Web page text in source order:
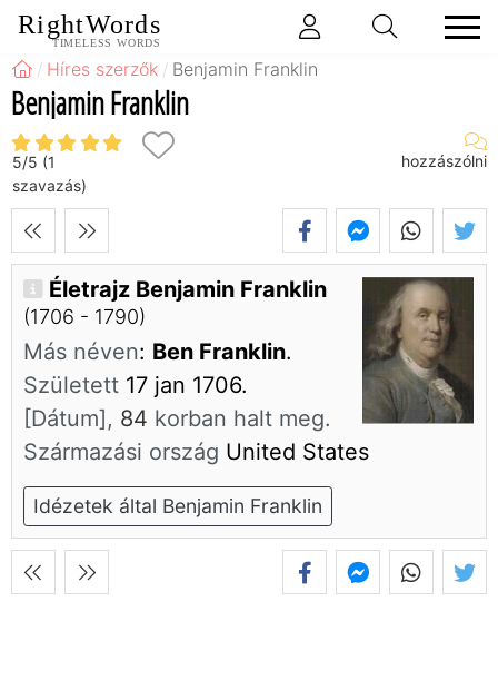
RightWords
TIMELESS WORDS
Híres szerzők Benjamin Franklin
Benjamin Franklin
5/5 (1
szavazás)
hozzászólni
Életrajz Benjamin Franklin
(1706 - 1790)
Más néven: Ben Franklin.
Született 17 jan 1706.
[Dátum], 84 korban halt meg.
Származási ország United States
Idézetek által Benjamin Franklin